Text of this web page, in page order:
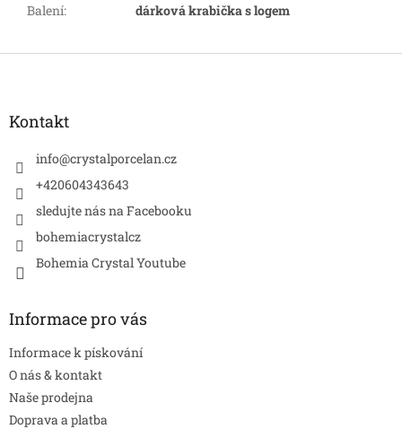
Balení: dárková krabička s logem
Z
Kontakt
info@crystalporcelan.cz
+420604343643
sledujte nás na Facebooku
bohemiacrystalcz
Bohemia Crystal Youtube
Informace pro vás
Informace k pískování
O nás & kontakt
Naše prodejna
Doprava a platba